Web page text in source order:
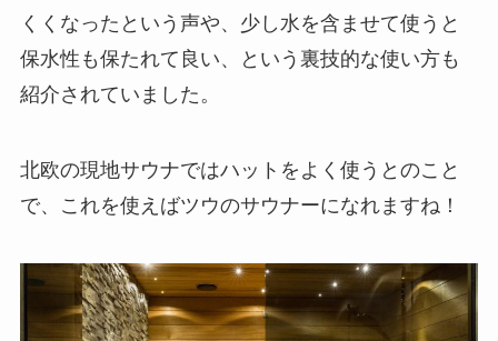
くくなったという声や、少し水を含ませて使うと
保水性も保たれて良い、という裏技的な使い方も
紹介されていました。
北欧の現地サウナではハットをよく使うとのこと
で、これを使えばツウのサウナーになれますね！